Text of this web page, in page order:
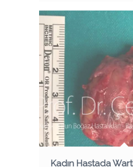
Kadın Hastada